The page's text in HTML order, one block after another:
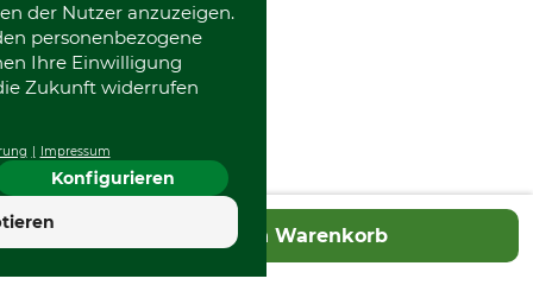
In den Warenkorb
der Nutzer anzuzeigen.
personenbezogene
Ihre Einwilligung
Zukunft widerrufen
Impressum
Konfigurieren